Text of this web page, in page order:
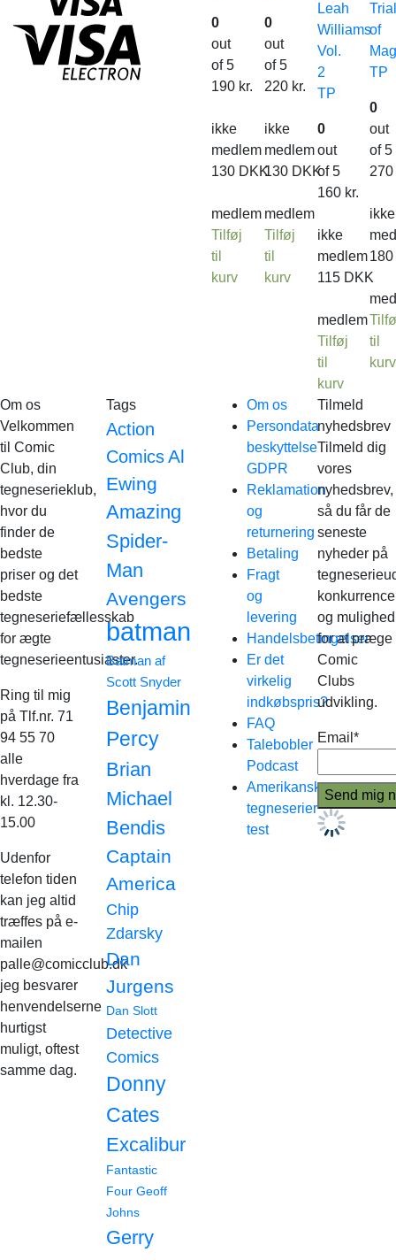
0
out
of 5
190 kr.
ikke
medlem
130 DKK
medlem
Tilføj
til
kurv
0
out
of 5
220 kr.
ikke
medlem
130 DKK
medlem
Tilføj
til
kurv
Leah
Williams
Vol.
2
TP
0
out
of 5
160 kr.
ikke
medlem
115 DKK
medlem
Tilføj
til
kurv
of
TP
0
out
of 5
ikke
til
kurv
Om os
Velkommen
til Comic
Club, din
tegneserieklub,
hvor du
finder de
bedste
priser og det
bedste
tegneseriefællesskab
for ægte
tegneserieentusiaster.
Ring til mig
på Tlf.nr. 71
94 55 70
alle
hverdage fra
kl. 12.30-
15.00
Udenfor
telefon tiden
kan jeg altid
træffes på e-
mailen
palle@comicclub.dk
jeg besvarer
henvendelserne
hurtigst
muligt, oftest
samme dag.
Tags
Action
Comics Al
Ewing
Amazing
Spider-
Man
Avengers
batman
Batman af
Scott Snyder
Benjamin
Percy
Brian
Michael
Bendis
Captain
America
Chip
Zdarsky
Dan
Jurgens
Dan Slott
Detective
Comics
Donny
Cates
Excalibur
Fantastic
Four Geoff
Johns
Gerry
Om os
Persondata
beskyttelse
GDPR
Reklamation
og
returnering
Betaling
Fragt
og
levering
Handelsbetingelser
Er det
virkelig
indkøbspris?
FAQ
Talebobler
Podcast
Amerikanske
tegneserier
test
Tilmeld
nyhedsbrev
Tilmeld dig
vores
nyhedsbrev,
så du får de
seneste
nyheder på
og mulighed
for at præge
Comic
Clubs
udvikling.
Email*